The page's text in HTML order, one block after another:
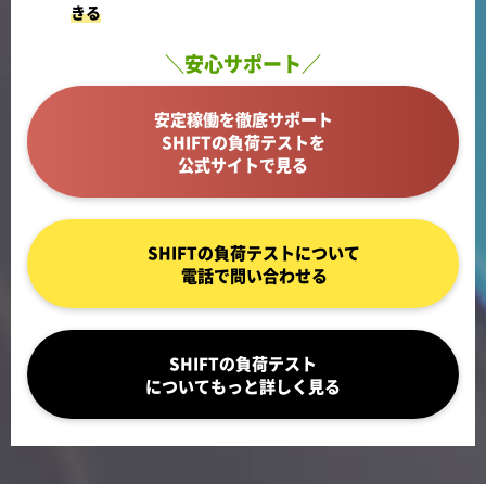
きる
＼安心サポート／
安定稼働を徹底サポート
SHIFTの負荷テストを
公式サイトで見る
SHIFTの負荷テストについて
電話で問い合わせる
SHIFTの負荷テスト
についてもっと詳しく見る